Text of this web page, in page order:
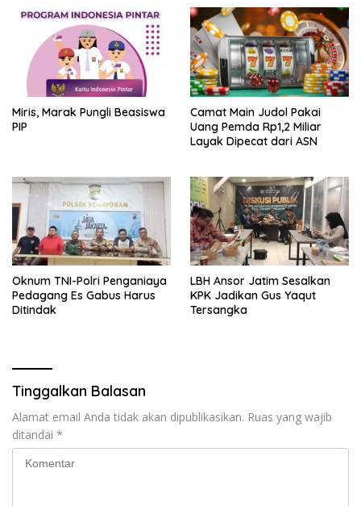
Miris, Marak Pungli Beasiswa
PIP
Camat Main Judol Pakai
Uang Pemda Rp1,2 Miliar
Layak Dipecat dari ASN
Oknum TNI-Polri Penganiaya
Pedagang Es Gabus Harus
Ditindak
LBH Ansor Jatim Sesalkan
KPK Jadikan Gus Yaqut
Tersangka
Tinggalkan Balasan
Alamat email Anda tidak akan dipublikasikan. Ruas yang wajib
ditandai *